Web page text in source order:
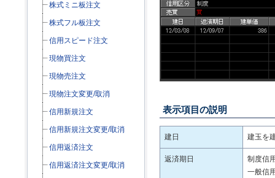
株式ミニ板注文
株式フル板注文
信用スピード注文
現物買注文
現物売注文
現物注文変更/取消
信用新規注文
信用新規注文変更/取消
信用返済注文
信用返済注文変更/取消
表示項目の説明
建日 建玉を
返済期日
制度信
一般信